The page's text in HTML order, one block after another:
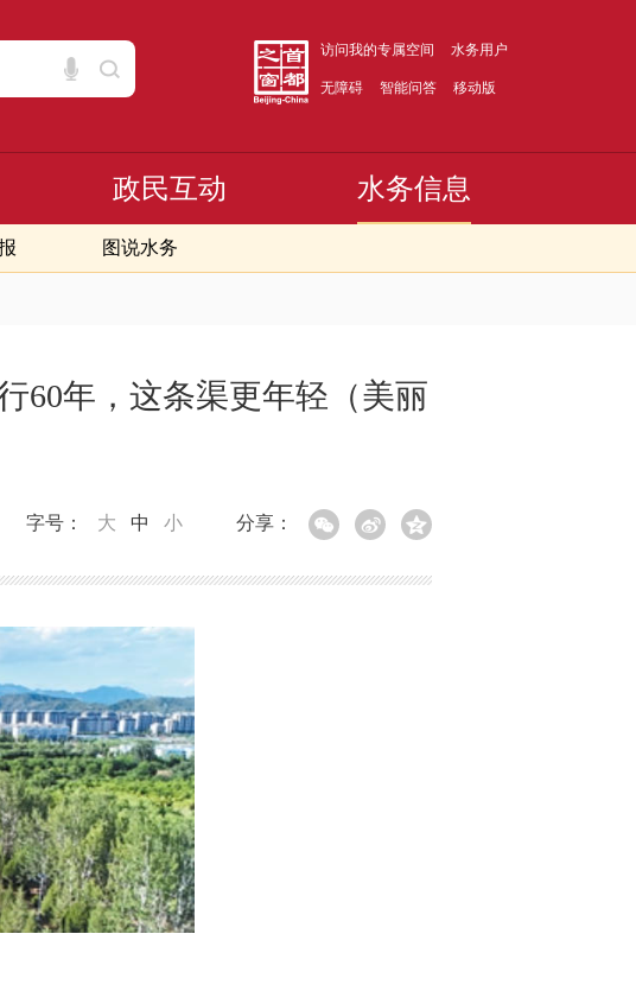
访问我的专属空间 水务用户
无障碍 智能问答 移动版
政民互动 水务信息
图说水务
60年，这条渠更年轻（美丽
分享：
字号： 大 中 小